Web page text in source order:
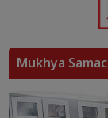
Mukhya